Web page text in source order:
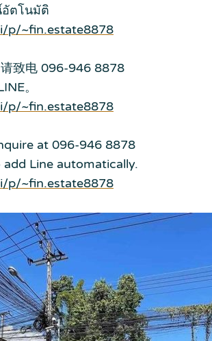
ตโนมัติ
p/~fin.estate8878
致电 096-946 8878
。
p/~fin.estate8878
at 096-946 8878
Line automatically.
p/~fin.estate8878